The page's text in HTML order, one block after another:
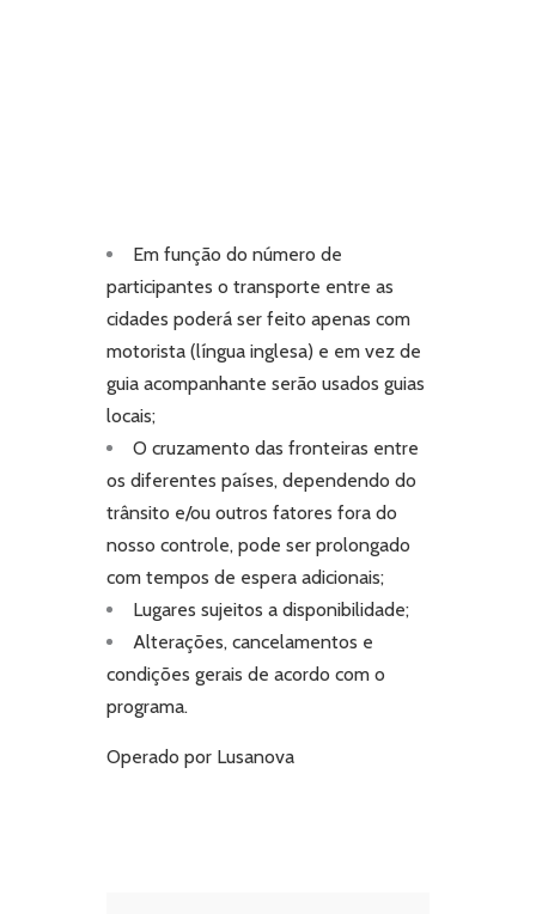
Em função do número de
participantes o transporte entre as
cidades poderá ser feito apenas com
motorista (língua inglesa) e em vez de
guia acompanhante serão usados guias
locais;
O cruzamento das fronteiras entre
os diferentes países, dependendo do
trânsito e/ou outros fatores fora do
nosso controle, pode ser prolongado
com tempos de espera adicionais;
Lugares sujeitos a disponibilidade;
Alterações, cancelamentos e
condições gerais de acordo com o
programa.
Operado por Lusanova